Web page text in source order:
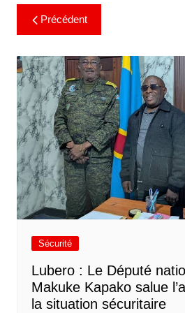
Précédent
Sécurité
Lubero : Le Député
Makuke Kapako salue
la situation sécuritaire